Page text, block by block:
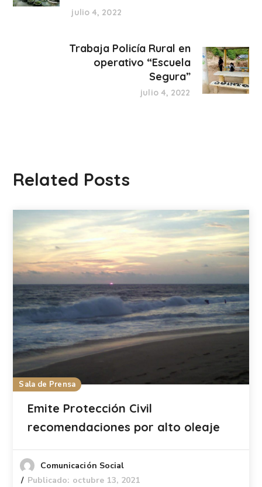
julio 4, 2022
Trabaja Policía Rural en
operativo “Escuela
Segura”
julio 4, 2022
Related Posts
Sala de Prensa
Emite Protección Civil
recomendaciones por alto oleaje
Comunicación Social
Publicado: octubre 13, 2021